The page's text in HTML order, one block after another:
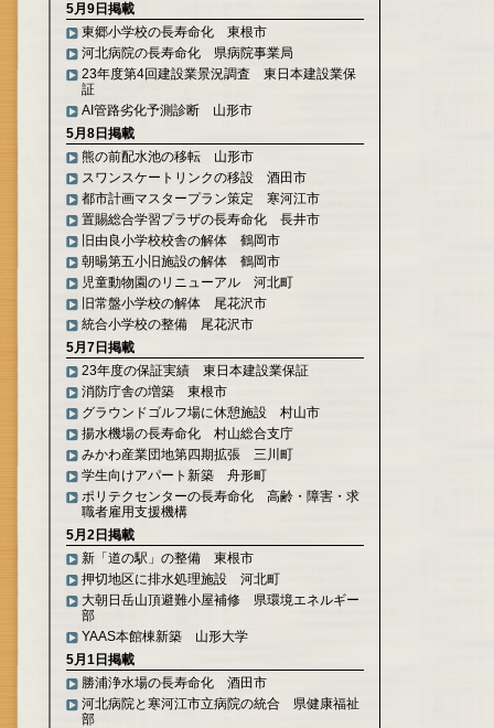
5月9日掲載
東郷小学校の長寿命化 東根市
河北病院の長寿命化 県病院事業局
23年度第4回建設業景況調査 東日本建設業保
証
AI管路劣化予測診断 山形市
5月8日掲載
熊の前配水池の移転 山形市
スワンスケートリンクの移設 酒田市
都市計画マスタープラン策定 寒河江市
置賜総合学習プラザの長寿命化 長井市
旧由良小学校校舎の解体 鶴岡市
朝暘第五小旧施設の解体 鶴岡市
児童動物園のリニューアル 河北町
旧常盤小学校の解体 尾花沢市
統合小学校の整備 尾花沢市
5月7日掲載
23年度の保証実績 東日本建設業保証
消防庁舎の増築 東根市
グラウンドゴルフ場に休憩施設 村山市
揚水機場の長寿命化 村山総合支庁
みかわ産業団地第四期拡張 三川町
学生向けアパート新築 舟形町
ポリテクセンターの長寿命化 高齢・障害・求
職者雇用支援機構
5月2日掲載
新「道の駅」の整備 東根市
押切地区に排水処理施設 河北町
大朝日岳山頂避難小屋補修 県環境エネルギー
部
YAAS本館棟新築 山形大学
5月1日掲載
勝浦浄水場の長寿命化 酒田市
河北病院と寒河江市立病院の統合 県健康福祉
部